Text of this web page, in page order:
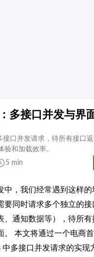
多接口并发与界
接口并发请求，待所有接口
验和加载效率。
5 min
中，我们经常遇到这样的
要同时请求多个独立的接
、通知数据等），待所
。 本文将通过一个电商
中多接口并发请求的实现